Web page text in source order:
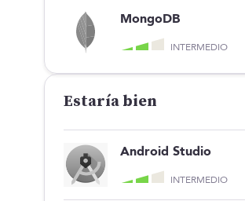
MongoDB
INTERMEDIO
Estaría bien
Android Studio
INTERMEDIO